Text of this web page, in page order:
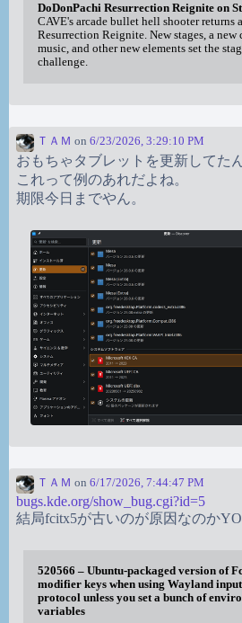
DoDonPachi Resurrection Reignite on
CAVE's arcade bullet hell shooter returns
Resurrection Reignite. New stages, a new
music, and other new elements set the
challenge.
ＴＡＭ on 6/23/2026, 3:29:10 PM
おもちゃタブレットを更新してた
これって例のあれだよね。
期限今日までやん。
ＴＡＭ on 6/17/2026, 7:44:47 PM
bugs.kde.org/show_bug.cgi?id=5
結局fcitx5が古いのが原因なのかYO!
520566 – Ubuntu-packaged version of
modifier keys when using Wayland
protocol unless you set a bunch of
variables